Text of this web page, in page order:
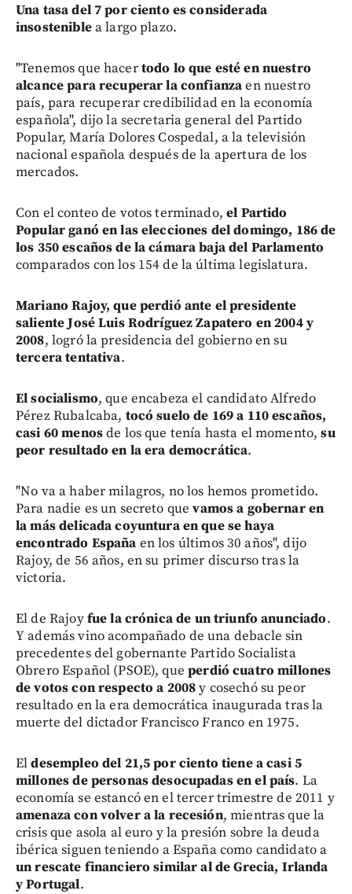
Una tasa del 7 por ciento es considerada
insosteniblea largo plazo.
"Tenemos que hacertodo lo que esté en nuestro
alcance para recuperar la confianzaen nuestro
país, para recuperar credibilidad en la economía
española", dijo la secretaria general del Partido
Popular, María Dolores Cospedal, a la televisión
nacional española después de la apertura de los
mercados.
Con el conteo de votos terminado,el Partido
Popular ganó en las elecciones del domingo, 186 de
los 350 escaños de la cámara baja del Parlamento
comparados con los 154 de la última legislatura.
Mariano Rajoy, que perdió ante el presidente
saliente José Luis Rodríguez Zapatero en 2004 y
2008, logró la presidencia del gobierno en su
tercera tentativa.
El socialismo, que encabeza el candidato Alfredo
Pérez Rubalcaba, tocó suelo de 169 a 110 escaños,
casi 60 menosde los que tenía hasta el momento,su
peor resultado en la era democrática.
"No va a haber milagros, no los hemos prometido.
Para nadie es un secreto quevamos a gobernar en
la más delicada coyuntura en que se haya
encontrado España en los últimos 30 años", dijo
Rajoy, de 56 años, en su primer discurso tras la
victoria.
El de Rajoyfue la crónica de un triunfo anunciado.
Y además vino acompañado de una debacle sin
precedentes del gobernante Partido Socialista
Obrero Español (PSOE), queperdió cuatro millones
de votos con respecto a 2008y cosechó su peor
resultado en la era democrática inaugurada tras la
muerte del dictador Francisco Franco en 1975.
Eldesempleo del 21,5 por ciento tiene a casi 5
millones de personas desocupadas en el país. La
economía se estancó en el tercer trimestre de 2011 y
amenaza con volver a la recesión, mientras que la
crisis que asola al euro y la presión sobre la deuda
ibérica siguen teniendo a España como candidato a
un rescate financiero similar al de Grecia, Irlanda
y Portugal.